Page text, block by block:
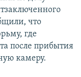
что
где
после прибытия
камеру.